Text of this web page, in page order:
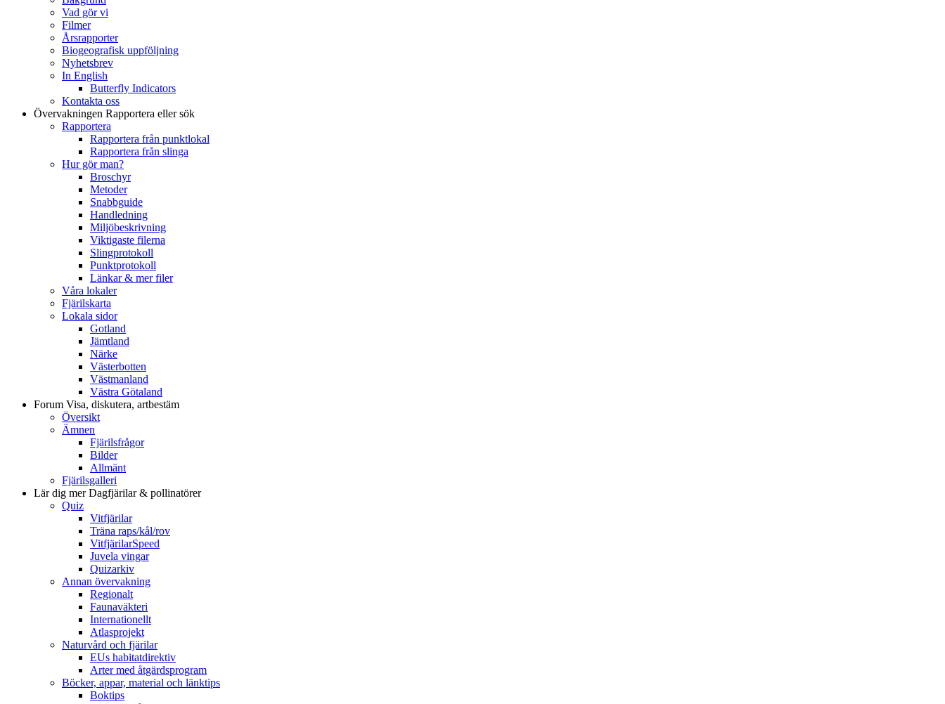
Vad gör vi
Filmer
Årsrapporter
Biogeografisk uppföljning
Nyhetsbrev
In English
Butterfly Indicators
Kontakta oss
Övervakningen Rapportera eller sök
Rapportera
Rapportera från punktlokal
Rapportera från slinga
Hur gör man?
Broschyr
Metoder
Snabbguide
Handledning
Miljöbeskrivning
Viktigaste filerna
Slingprotokoll
Punktprotokoll
Länkar & mer filer
Våra lokaler
Fjärilskarta
Lokala sidor
Gotland
Jämtland
Närke
Västerbotten
Västmanland
Västra Götaland
Forum Visa, diskutera, artbestäm
Översikt
Ämnen
Fjärilsfrågor
Bilder
Allmänt
Fjärilsgalleri
Lär dig merDagfjärilar & pollinatörer
Quiz
Vitfjärilar
Träna raps/kål/rov
VitfjärilarSpeed
Juvela vingar
Quizarkiv
Annan övervakning
Regionalt
Faunaväkteri
Internationellt
Atlasprojekt
Naturvård och fjärilar
EUs habitatdirektiv
Arter med åtgärdsprogram
Böcker, appar, material och länktips
Boktips